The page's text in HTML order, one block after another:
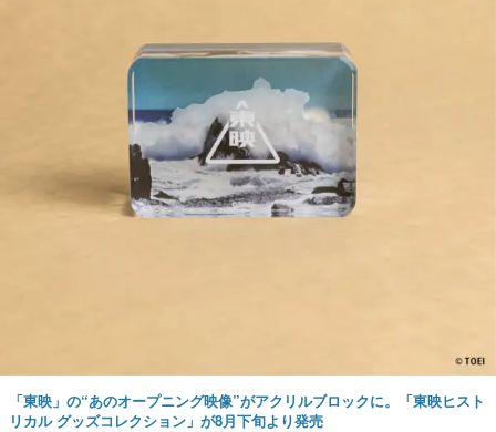
「東映」の“あのオープニング映像”がアクリルブロックに。「東映ヒスト
リカル グッズコレクション」が8月下旬より発売